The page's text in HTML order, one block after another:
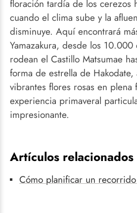
floración tardía de los cerezos
cuando el clima sube y la
disminuye. Aquí encontrará
Yamazakura, desde los
rodean el Castillo Matsumae
forma de estrella de
vibrantes flores rosas en plena
experiencia primaveral
impresionante.
Artículos relacionados
Cómo planificar un